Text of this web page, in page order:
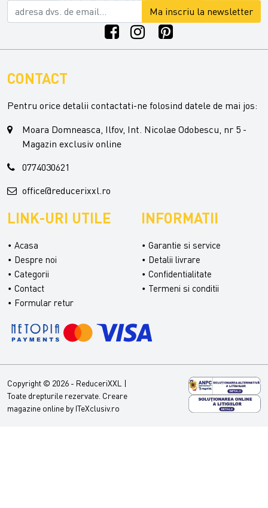
Ma inscriu la newsletter
CONTACT
Pentru orice detalii contactati-ne folosind datele de mai jos:
Moara Domneasca, Ilfov, Int. Nicolae Odobescu, nr 5 -
Magazin exclusiv online
0774030621
office@reducerixxl.ro
LINK-URI UTILE
Acasa
Despre noi
Categorii
Contact
Formular retur
INFORMATII
Garantie si service
Detalii livrare
Confidentialitate
Termeni si conditii
Copyright © 2026 - ReduceriXXL |
Toate drepturile rezervate. Creare
magazine online by ITeXclusiv.ro